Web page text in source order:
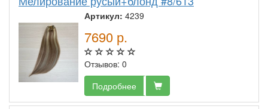
Артикул: 4239
7690 р.
Отзывов: 0
Подробнее